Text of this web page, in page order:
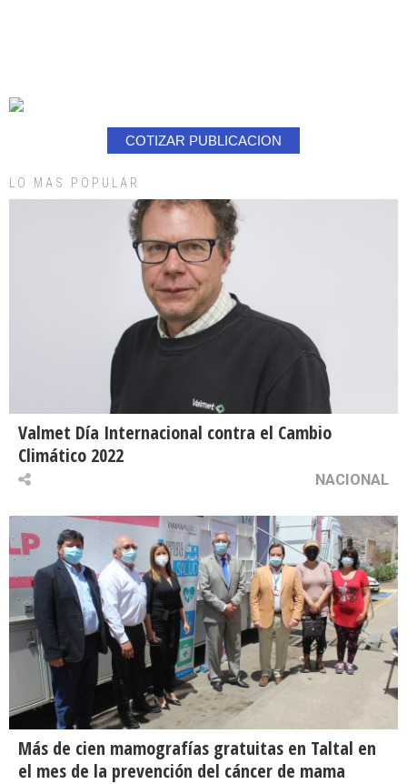
COTIZAR PUBLICACION
LO MAS POPULAR
Valmet Día Internacional contra el Cambio
Climático 2022
NACIONAL
Más de cien mamografías gratuitas en Taltal en
el mes de la prevención del cáncer de mama